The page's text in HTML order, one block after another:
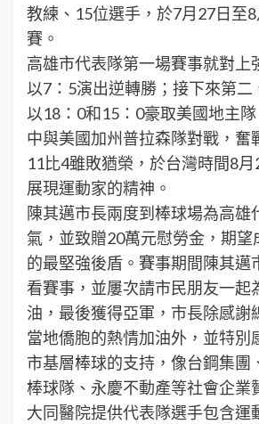
教練、15位選手，於7月27日至
賽。
高雄市代表隊第一場賽事就對上
以7：5演出逆轉勝；接下來第二
以18：0和15：0豪取美國地主
中與美國加州普拉森隊對戰，奮
11比4雖敗猶榮，於台灣時間8月
展現運動家的精神。
陳其邁市長兩度到棒球場為高雄
氣，並致贈20萬元慰勞金，期望
的最堅強後盾。賽事期間陳其邁
看賽事，並屢次請市民朋友一起
油，最後獲得亞軍，市長除感謝
當地僑胞的熱情加油外，並特別
市基層棒球的支持，像台鋼集團
棒球隊、永慶不動產等社會企業
大同醫院提供代表隊選手包含運